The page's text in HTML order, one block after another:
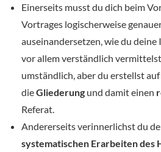
Einerseits musst du dich beim
Vortrages logischerweise
auseinandersetzen, wie du
vor allem verständlich
umständlich, aber du erstellst
dieGliederung und damit einen
Referat.
Andererseits verinnerlichst du
systematischen Erarbeiten des